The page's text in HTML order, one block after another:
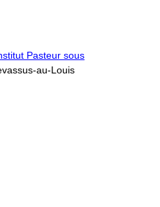
Pasteur sous
au-Louis